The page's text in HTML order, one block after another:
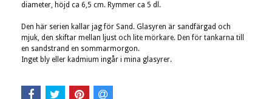
diameter, höjd ca 6,5 cm. Rymmer ca 5 dl.
Den här serien kallar jag för Sand. Glasyren är sandfärgad och
mjuk, den skiftar mellan ljust och lite mörkare. Den för tankarna till
en sandstrand en sommarmorgon.
Inget bly eller kadmium ingår i mina glasyrer.